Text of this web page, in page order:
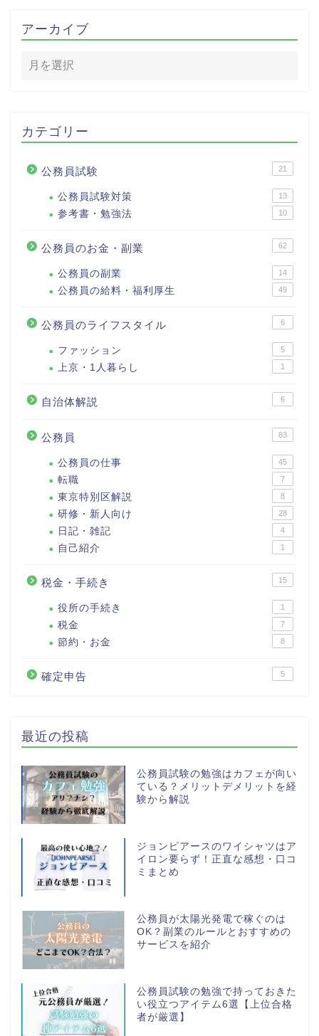
アーカイブ
カテゴリー
公務員試験 21
公務員試験対策 13
参考書・勉強法 10
公務員のお金・副業 62
公務員の副業 14
公務員の給料・福利厚生 49
公務員のライフスタイル 6
ファッション 5
上京・1人暮らし 1
自治体解説 6
公務員 83
公務員の仕事 45
転職 7
東京特別区解説 8
研修・新人向け 28
日記・雑記 4
自己紹介 1
税金・手続き 15
役所の手続き 1
税金 7
節約・お金 8
確定申告 5
最近の投稿
公務員試験の勉強はカフェが向い
ている？メリットデメリットを経
験から解説
ジョンピアースのワイシャツはア
イロン要らず！正直な感想・口コ
ミまとめ
公務員が太陽光発電で稼ぐのは
OK？副業のルールとおすすめの
サービスを紹介
公務員試験の勉強で持っておきた
い役立つアイテム6選【上位合格
者が厳選】